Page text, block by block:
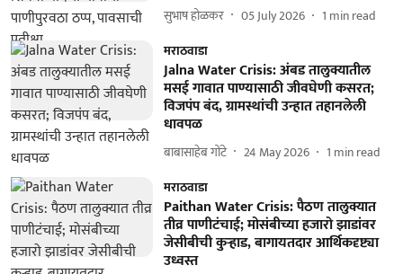
सुभाष होळकर 05 July 2026 1 min read
मराठवाडा
Jalna Water Crisis: अंबड तालुक्यातील
मसई गावात पाण्यासाठी जीवघेणी कसरत;
विजपंप बंद, ग्रामस्थांची उन्हात तहानलेली
धावपळ
बाबासाहेब गोंटे 24 May 2026 1 min read
मराठवाडा
Paithan Water Crisis: पैठण तालुक्यात
तीव्र पाणीटंचाई; मोसंबीच्या हजारो झाडांवर
जेसीबीची कुऱ्हाड, बागायतदार आर्थिकदृष्ट्या
उध्वस्त